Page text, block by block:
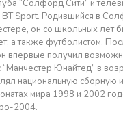
“Солфорд Сити” и
Sport. Родившийся в
он со школьных лет
а также футболистом.
впервые получил
“Манчестер Юнайтед” в
национальную сборную
мира 1998 и 2002
2004.